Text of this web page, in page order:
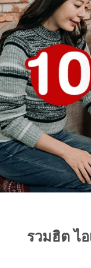
รวมฮิต ไ